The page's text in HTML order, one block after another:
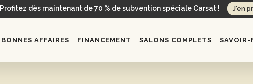
Profitez dès maintenant de 70 % de subvention spéciale Carsat ! J'en
BONNES AFFAIRES FINANCEMENT SALONS COMPLETS SAVOIR-